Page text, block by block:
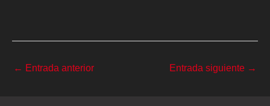
← Entrada anterior Entrada siguiente →